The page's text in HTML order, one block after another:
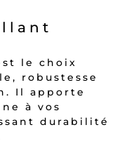
le choix
robustesse
Il apporte
à vos
durabilité